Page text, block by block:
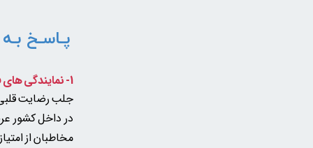
پـاسـخ
1- نمایندگی های فروش حضوری هم دارید؟
جلب رضایت قلبی
در داخل کشور
مخاطبان از